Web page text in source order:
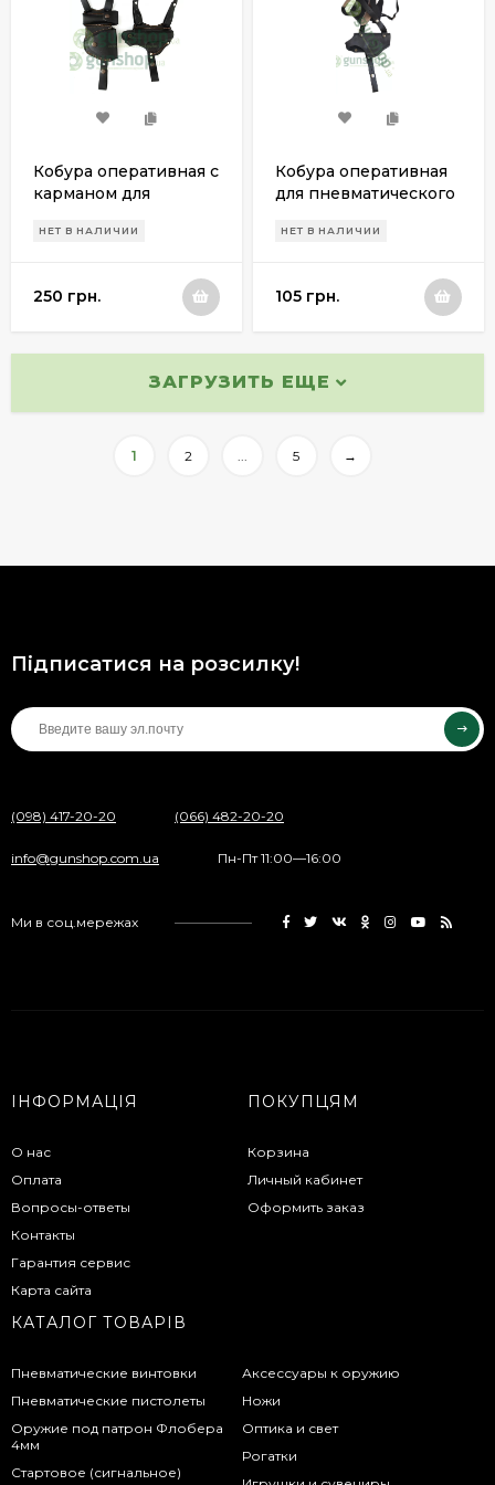
Кобура оперативная с
карманом для
магазина для
пистолета МР-654К
НЕТ В НАЛИЧИИ
250 грн.
Кобура оперативная
для пневматического
обновленный дизайн
НЕТ В НАЛИЧИИ
105 грн.
ЗАГРУЗИТЬ ЕЩЕ
1 2 5 →
Підписатися на розсилку!
(098) 417-20-20 (066) 482-20-20
info@gunshop.com.ua Пн-Пт 11:00—16:00
Ми в соц.мережах
ІНФОРМАЦІЯ
О нас
Оплата
Вопросы-ответы
Контакты
Гарантия сервис
Карта сайта
ПОКУПЦЯМ
Корзина
Личный кабинет
Оформить заказ
КАТАЛОГ ТОВАРІВ
Пневматические винтовки
Пневматические пистолеты
Оружие под патрон Флобера
4мм
Стартовое (сигнальное)
Аксессуары к оружию
Ножи
Оптика и свет
Рогатки